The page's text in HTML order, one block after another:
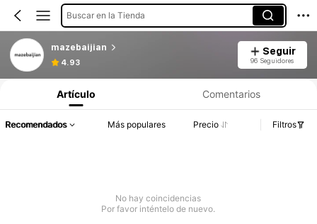
Buscar en la Tienda
mazebaijian
4.93
Seguir
96 Seguidores
Artículo Comentarios
Recomendados Más populares Precio Filtros
No hay coincidencias
Por favor inténtelo de nuevo.